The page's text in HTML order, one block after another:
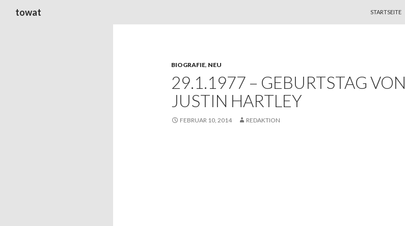
towat
STARTSEITE
BIOGRAFIE, NEU
29.1.1977 – GEBURTSTAG VON
JUSTIN HARTLEY
FEBRUAR 10, 2014 REDAKTION